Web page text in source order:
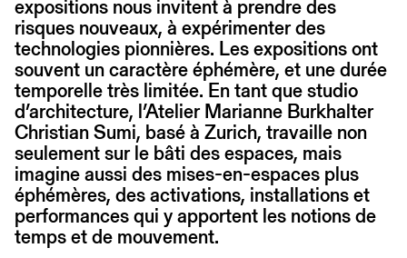
expositions nous invitent à prendre des
risques nouveaux, à expérimenter des
technologies pionnières. Les expositions ont
souvent un caractère éphémère, et une durée
temporelle très limitée. En tant que studio
d’architecture, l’Atelier Marianne Burkhalter
Christian Sumi, basé à Zurich, travaille non
seulement sur le bâti des espaces, mais
imagine aussi des mises-en-espaces plus
éphémères, des activations, installations et
performances qui y apportent les notions de
temps et de mouvement.